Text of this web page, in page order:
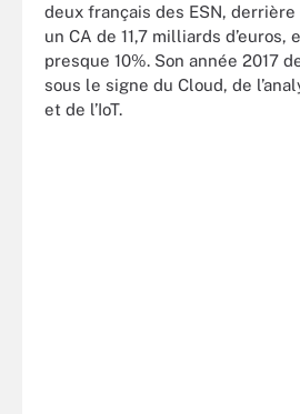
deux français des ESN,
un CA de 11,7 milliards d’euros,
presque 10%. Son année 2017
sous le signe du Cloud, de
et de l’IoT.